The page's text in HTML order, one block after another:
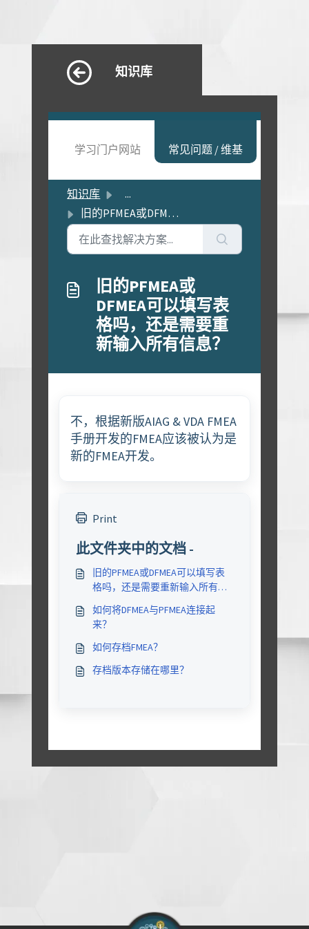
知识库
学习门户网站 常见问题 / 维基
知识库
...
旧的PFMEA或DFMEA可以填写表格吗，还是需要重新输入所有信息？
旧的PFMEA或
DFMEA可以填写表
格吗，还是需要重
新输入所有信息？
不，根据新版AIAG & VDA FMEA
手册开发的FMEA应该被认为是
新的FMEA开发。
Print
此文件夹中的文档 -
旧的PFMEA或DFMEA可以填写表
格吗，还是需要重新输入所有信
如何将DFMEA与PFMEA连接起
来？
如何存档FMEA？
存档版本存储在哪里？